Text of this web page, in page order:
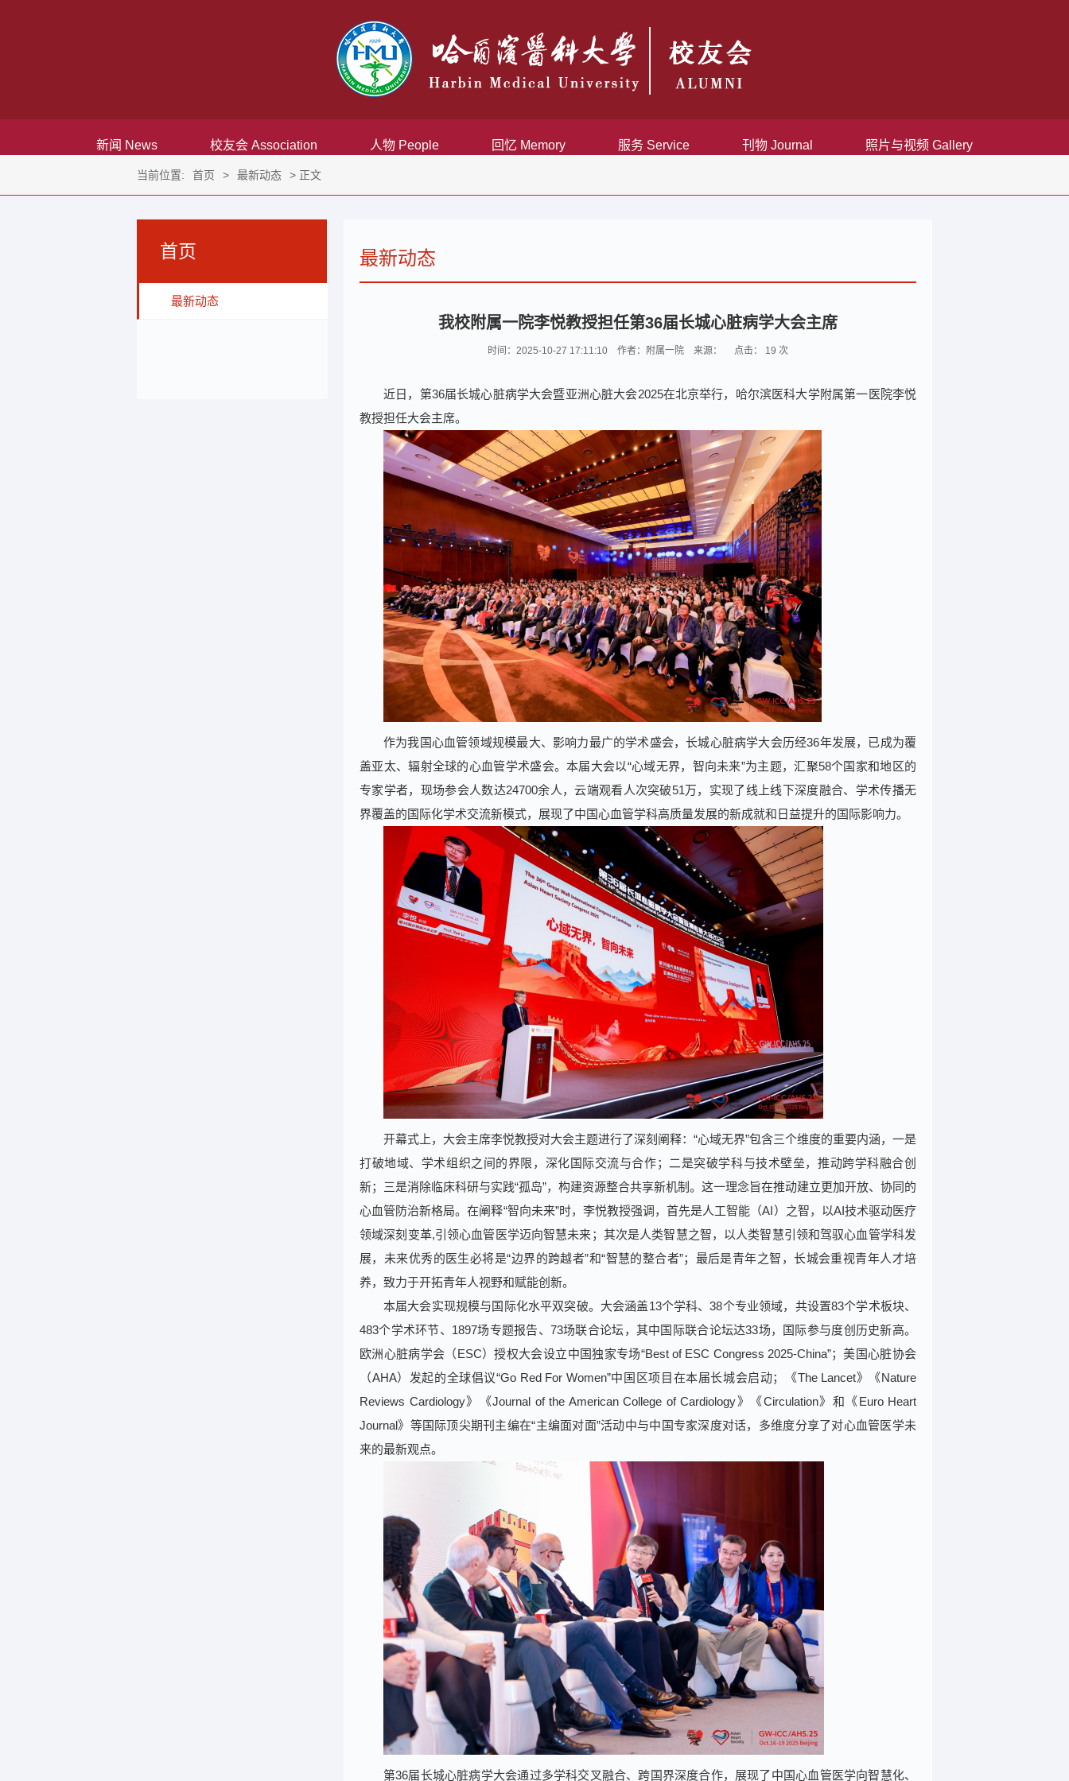
新闻 News 校友会 Association 人物 People 回忆 Memory 服务 Service 刊物 Journal 照片与视频 Gallery
当前位置: 首页 > 最新动态 > 正文
首页
最新动态
最新动态
我校附属一院李悦教授担任第36届长城心脏病学大会主席
时间：2025-10-27 17:11:10 作者：附属一院 来源： 点击： 19 次
近日，第36届长城心脏病学大会暨亚洲心脏大会2025在北京举行，哈尔滨医科大学附属第一医院李悦
教授担任大会主席。
作为我国心血管领域规模最大、影响力最广的学术盛会，长城心脏病学大会历经36年发展，已成为覆
盖亚太、辐射全球的心血管学术盛会。本届大会以“心域无界，智向未来”为主题，汇聚58个国家和地区的
专家学者，现场参会人数达24700余人，云端观看人次突破51万，实现了线上线下深度融合、学术传播无
界覆盖的国际化学术交流新模式，展现了中国心血管学科高质量发展的新成就和日益提升的国际影响力。
开幕式上，大会主席李悦教授对大会主题进行了深刻阐释：“心域无界”包含三个维度的重要内涵，一是
打破地域、学术组织之间的界限，深化国际交流与合作；二是突破学科与技术壁垒，推动跨学科融合创
新；三是消除临床科研与实践“孤岛”，构建资源整合共享新机制。这一理念旨在推动建立更加开放、协同的
心血管防治新格局。在阐释“智向未来”时，李悦教授强调，首先是人工智能（AI）之智，以AI技术驱动医疗
领域深刻变革,引领心血管医学迈向智慧未来；其次是人类智慧之智，以人类智慧引领和驾驭心血管学科发
展，未来优秀的医生必将是“边界的跨越者”和“智慧的整合者”；最后是青年之智，长城会重视青年人才培
养，致力于开拓青年人视野和赋能创新。
本届大会实现规模与国际化水平双突破。大会涵盖13个学科、38个专业领域，共设置83个学术板块、
483个学术环节、1897场专题报告、73场联合论坛，其中国际联合论坛达33场，国际参与度创历史新高。
欧洲心脏病学会（ESC）授权大会设立中国独家专场“Best of ESC Congress 2025-China”；美国心脏协会
（AHA）发起的全球倡议“Go Red For Women”中国区项目在本届长城会启动；《The Lancet》《Nature
Reviews Cardiology》《Journal of the American College of Cardiology》《Circulation》和《Euro Heart
Journal》等国际顶尖期刊主编在“主编面对面”活动中与中国专家深度对话，多维度分享了对心血管医学未
来的最新观点。
第36届长城心脏病学大会通过多学科交叉融合、跨国界深度合作，展现了中国心血管医学向智慧化、